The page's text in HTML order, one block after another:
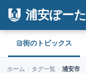
浦安ぽー
街のトピックス
ホーム タグ一覧 浦安市